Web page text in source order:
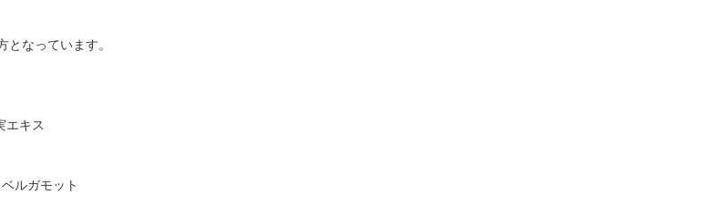
なっています。
エキス
ルガモット